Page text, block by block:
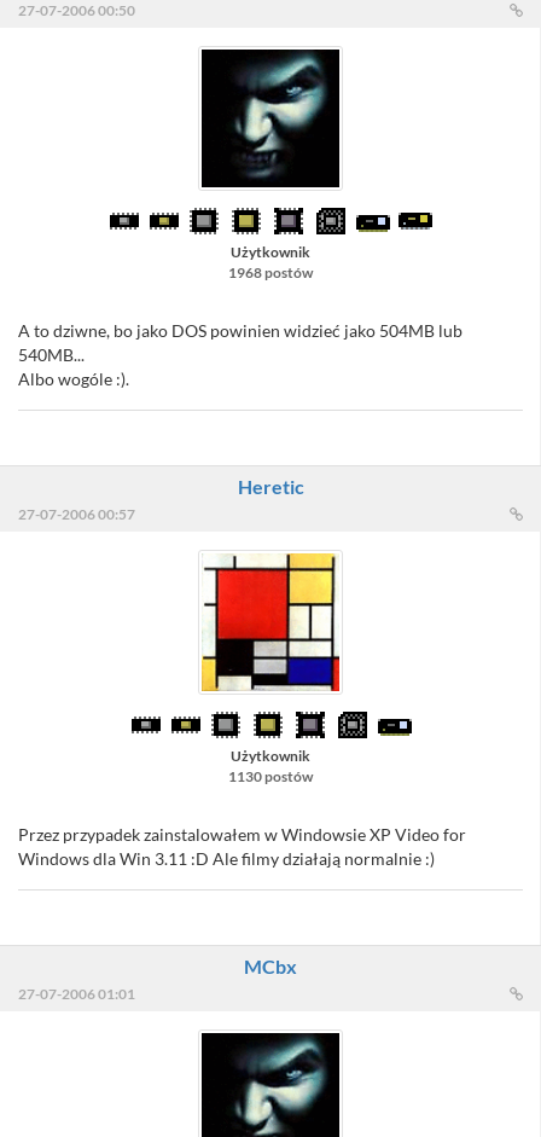
27-07-2006 00:50
Użytkownik
1968 postów
A to dziwne, bo jako DOS powinien widzieć jako 504MB lub
540MB...
Albo wogóle :).
Heretic
27-07-2006 00:57
Użytkownik
1130 postów
Przez przypadek zainstalowałem w Windowsie XP Video for
Windows dla Win 3.11 :D Ale filmy działają normalnie :)
MCbx
27-07-2006 01:01